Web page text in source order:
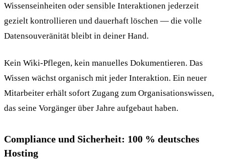
Wissenseinheiten oder sensible Interaktionen jederzeit
gezielt kontrollieren und dauerhaft löschen — die volle
Datensouveränität bleibt in deiner Hand.
Kein Wiki-Pflegen, kein manuelles Dokumentieren. Das
Wissen wächst organisch mit jeder Interaktion. Ein neuer
Mitarbeiter erhält sofort Zugang zum Organisationswissen,
das seine Vorgänger über Jahre aufgebaut haben.
Compliance und Sicherheit: 100 % deutsches
Hosting